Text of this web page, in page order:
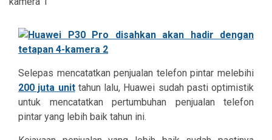
Selepas mencatatkan penjualan telefon pintar melebihi
200 juta unittahun lalu, Huawei sudah pasti optimistik
untuk mencatatkan pertumbuhan penjualan telefon
pintar yang lebih baik tahun ini.